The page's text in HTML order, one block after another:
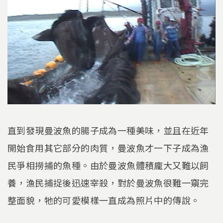
直到發現曼波魚的腸子成為一種美味，並且在近年
開始食用其它部分的肉質，曼波魚才一下子成為漁
民爭相撈捕的魚種。由於曼波魚體積龐大又難以飼
養，漁民捕捉後迅速宰殺，對於曼波魚很難一窺完
整面貌，牠的可愛模樣一直成為照片中的傳說。